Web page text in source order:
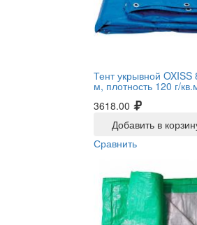
Тент укрывной OXISS
м, плотность 120 г/
3618.00
Добавить в
Сравнить